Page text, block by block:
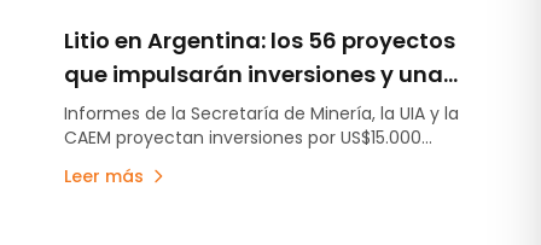
Litio en Argentina: los 56 proyectos
que impulsarán inversiones y una
producción récord
Informes de la Secretaría de Minería, la UIA y la
CAEM proyectan inversiones por US$15.000
millones, una capacidad instalada superior a
517.000 toneladas anuales de LCE y una
Leer más